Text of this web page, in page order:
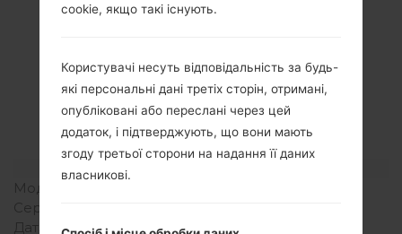
Специфікація
LGKM553(LGKM553)
Модель та її характеристики
Модель
Серія
Дата випуску
Грудень, 2010
cookie, якщо такі існують.
Користувачі несуть відповідальність за будь-
які персональні дані третіх сторін, отримані,
опубліковані або переслані через цей
додаток, і підтверджують, що вони мають
згоду третьої сторони на надання її даних
власникові.